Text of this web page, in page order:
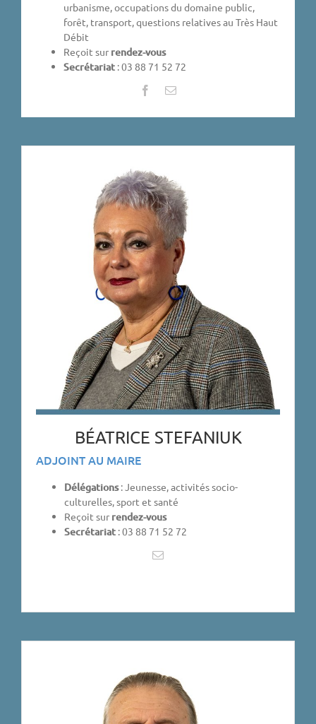
urbanisme, occupations du domaine public,
forêt, transport, questions relatives au Très Haut
Débit
Reçoit sur rendez-vous
Secrétariat : 03 88 71 52 72
BÉATRICE STEFANIUK
ADJOINT AU MAIRE
Délégations: Jeunesse, activités socio-
culturelles, sport et santé
Reçoit sur rendez-vous
Secrétariat : 03 88 71 52 72